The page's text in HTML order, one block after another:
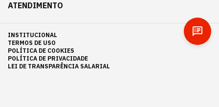
ATENDIMENTO
INSTITUCIONAL
TERMOS DE USO
POLÍTICA DE COOKIES
POLÍTICA DE PRIVACIDADE
LEI DE TRANSPARÊNCIA SALARIAL